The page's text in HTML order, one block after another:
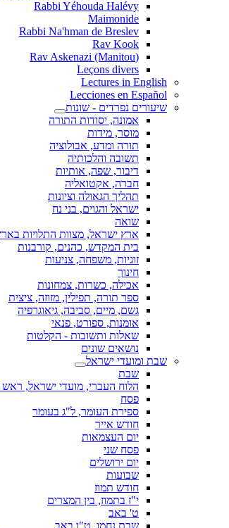
Rabbi Yéhouda Halévy
Maimonide
Rabbi Na'hman de Breslev
Rav Kook
(Rav Askenazi (Manitou
Leçons divers
Lectures in English
Lecciones en Español
שיעורים נפרדים - שונות
אמונה, יסודות התורה
מוסר, מידות
תורה ומדע, אבולוציה
תשובה והלכותיה
דיבור, שפה, אותיות
חברה, אקטואליה
תהליך הגאולה וציונות
ישראל והגוים, בני נח
שואה
ארץ ישראל, מצוות התלויות
בית המקדש, כהנים, קורבנות
זוגיות, משפחה, צניעות
חינוך
אכילה, כשרות, צמחונות
ספר תורה, תפילין, מזוזה, ציצית
גשם, מיים, סביבה, גיאוגרפיה
אומנות, ספורט, פנאי
שאלות ותשובות - הקלטות
נושאים שונים
שבת ומועדי ישראל
שבת
הלוח העברי, מועדי ישראל, ראש
פסח
ספירת העומר, ל"ג בעומר
חודש אייר
יום העצמאות
פסח שני
יום ירושלים
שבועות
חודש תמוז
י"ז בתמוז, בין המצרים
ט' באב
שבת נחמו, ט"ו באב